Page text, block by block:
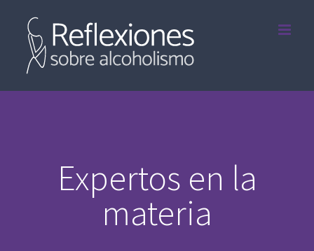
contenido
Expertos en la
materia